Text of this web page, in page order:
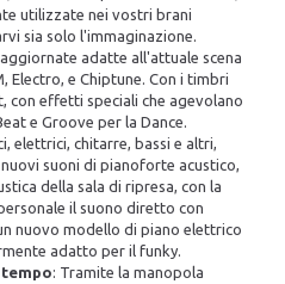
utilizzate nei vostri brani
sia solo l'immaginazione.
adatte all'attuale scena
Electro, e Chiptune. Con i timbri
con effetti speciali che agevolano
e Groove per la Dance.
elettrici, chitarre, bassi e altri,
suoni di pianoforte acustico,
della sala di ripresa, con la
il suono diretto con
nuovo modello di piano elettrico
adatto per il funky.
: Tramite la manopola